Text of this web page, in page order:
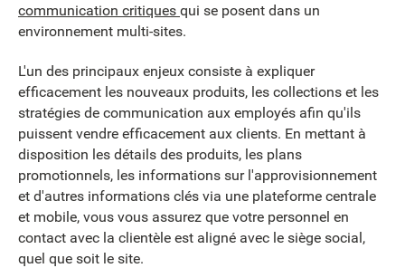
communication critiques qui se posent dans un
environnement multi-sites.
L'un des principaux enjeux consiste à expliquer
efficacement les nouveaux produits, les collections et les
stratégies de communication aux employés afin qu'ils
puissent vendre efficacement aux clients. En mettant à
disposition les détails des produits, les plans
promotionnels, les informations sur l'approvisionnement
et d'autres informations clés via une plateforme centrale
et mobile, vous vous assurez que votre personnel en
contact avec la clientèle est aligné avec le siège social,
quel que soit le site.